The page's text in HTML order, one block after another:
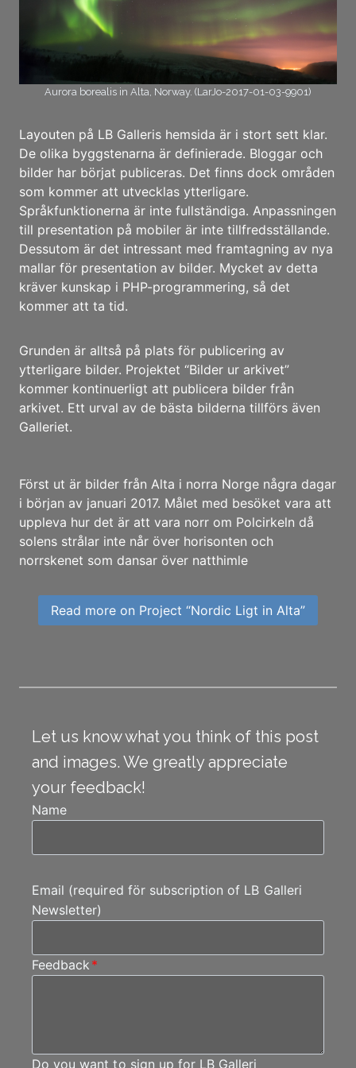
Aurora borealis in Alta, Norway. (LarJo-2017-01-03-9901)
Layouten på LB Galleris hemsida är i stort sett klar.
De olika byggstenarna är definierade. Bloggar och
bilder har börjat publiceras. Det finns dock områden
som kommer att utvecklas ytterligare.
Språkfunktionerna är inte fullständiga. Anpassningen
till presentation på mobiler är inte tillfredsställande.
Dessutom är det intressant med framtagning av nya
mallar för presentation av bilder. Mycket av detta
kräver kunskap i PHP-programmering, så det
kommer att ta tid.
Grunden är alltså på plats för publicering av
ytterligare bilder. Projektet “Bilder ur arkivet”
kommer kontinuerligt att publicera bilder från
arkivet. Ett urval av de bästa bilderna tillförs även
Galleriet.
Först ut är bilder från Alta i norra Norge några dagar
i början av januari 2017. Målet med besöket vara att
uppleva hur det är att vara norr om Polcirkeln då
solens strålar inte når över horisonten och
norrskenet som dansar över natthimle
Read more on Project “Nordic Ligt in Alta”
Let us know what you think of this post
and images. We greatly appreciate
your feedback!
Name
Email (required för subscription of LB Galleri
Newsletter)
Feedback *
Do you want to sign up for LB Galleri